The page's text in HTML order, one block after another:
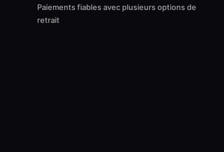
Paiements fiables avec plusieurs options de
retrait